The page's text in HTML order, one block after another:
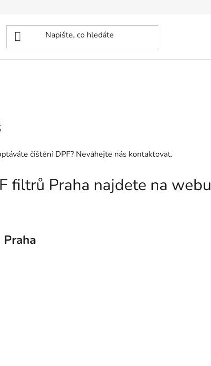
čištění DPF? Neváhejte nás kontaktovat.
filtrů Praha najdete na webu